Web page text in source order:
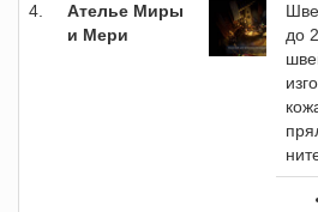
4.
Ателье Миры
и Мери
до